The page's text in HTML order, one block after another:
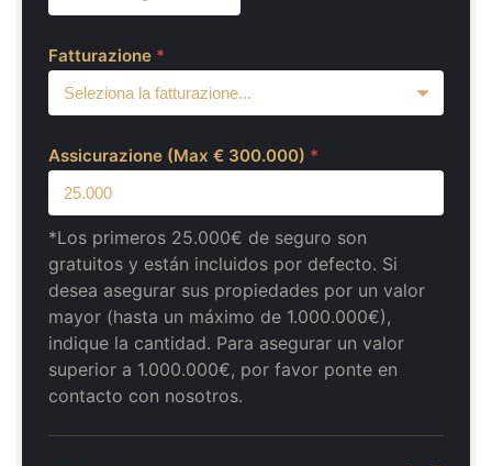
Fatturazione *
Assicurazione (Max € 300.000) *
*Los primeros 25.000€ de seguro son
gratuitos y están incluidos por defecto. Si
desea asegurar sus propiedades por un valor
mayor (hasta un máximo de 1.000.000€),
indique la cantidad. Para asegurar un valor
superior a 1.000.000€, por favor ponte en
contacto con nosotros.